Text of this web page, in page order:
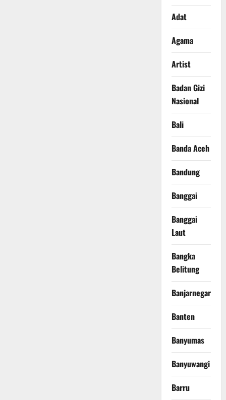
Adat
Agama
Artist
Badan Gizi
Nasional
Bali
Banda Aceh
Bandung
Banggai
Banggai
Laut
Bangka
Belitung
Banjarnegara
Banten
Banyumas
Banyuwangi
Barru